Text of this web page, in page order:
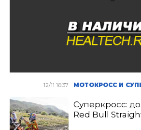
12/11 16:37 МОТОКРОСС И
Суперкросс:
Red Bull